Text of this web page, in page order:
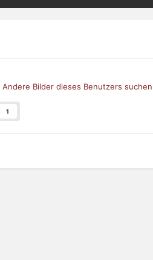
Andere Bilder dieses Benutzers suchen
1